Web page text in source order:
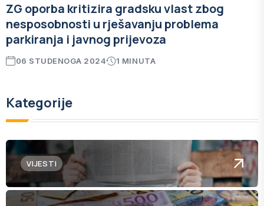
ZG oporba kritizira gradsku vlast zbog
nesposobnosti u rješavanju problema
parkiranja i javnog prijevoza
06 STUDENOGA 2024 1 MINUTA
Kategorije
VIJESTI